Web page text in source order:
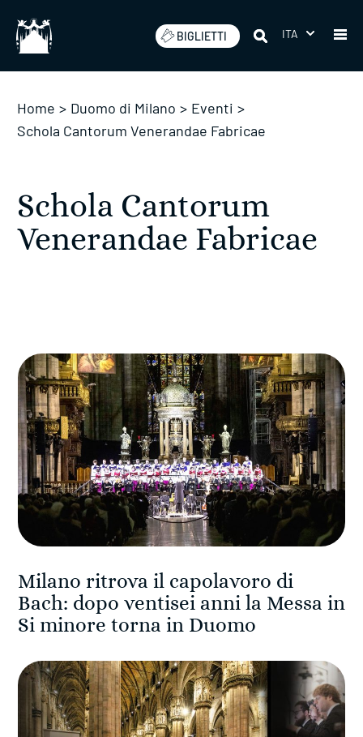
BIGLIETTI ITA
Home > Duomo di Milano > Eventi >
Schola Cantorum Venerandae Fabricae
Schola Cantorum
Venerandae Fabricae
Milano ritrova il capolavoro di
Bach: dopo ventisei anni la Messa in
Si minore torna in Duomo